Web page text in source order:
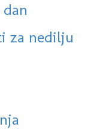
za nedilju